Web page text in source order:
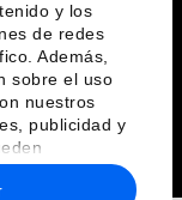
y los
de redes
Además,
sobre el uso
nuestros
publicidad y
que les
hayan